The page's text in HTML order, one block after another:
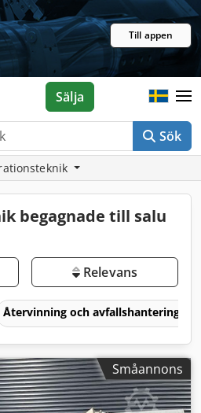
Till appen
Sök
Sälja
begagnade till salu
Relevans
Återvinning och avfallshantering
Småannons